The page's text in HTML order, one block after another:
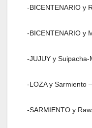
-BICENTENARIO y
-BICENTENARIO y
-JUJUY y Suipacha-
-LOZA y Sarmiento
-SARMIENTO y